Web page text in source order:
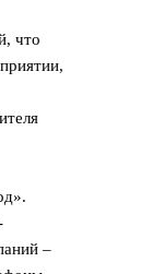
что
–